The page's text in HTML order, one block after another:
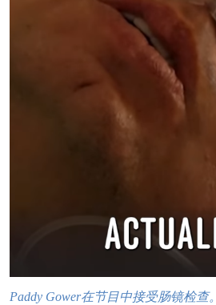
Paddy Gower在节目中接受肠镜检查。